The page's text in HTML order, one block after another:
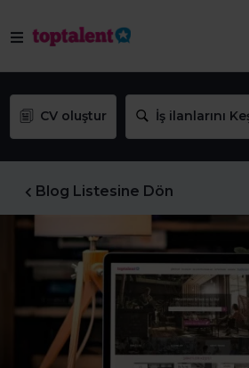
CV oluştur İş ilanlarını
Blog Listesine Dön